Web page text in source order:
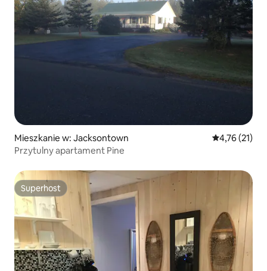
Mieszkanie w: Jacksontown Średnia
4,76 (21)
Przytulny apartament Pine
Superhost
Superhost